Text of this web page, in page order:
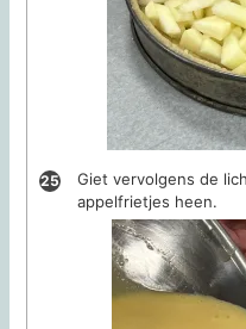
Giet vervolgens de
appelfrietjes heen.